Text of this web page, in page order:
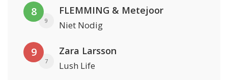
8
9
FLEMMING & Metejoor
Niet Nodig
9
7
Zara Larsson
Lush Life